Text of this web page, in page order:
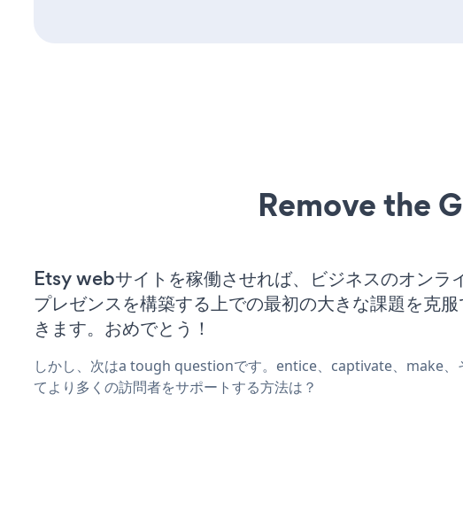
Remove the
Etsy webサイトを稼働させれば、ビジネスのオンラ
プレゼンスを構築する上での最初の大きな課題を克
きます。おめでとう！
しかし、次はa tough questionです。entice、captivate、make、
てより多くの訪問者をサポートする方法は？